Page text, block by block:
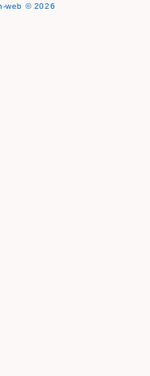
web © 2026